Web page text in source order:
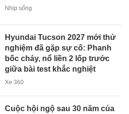
Nhịp sống
Hyundai Tucson 2027 mới thử
nghiệm đã gặp sự cố: Phanh
bốc cháy, nổ liền 2 lốp trước
giữa bài test khắc nghiệt
Xe 360
Cuộc hội ngộ sau 30 năm của